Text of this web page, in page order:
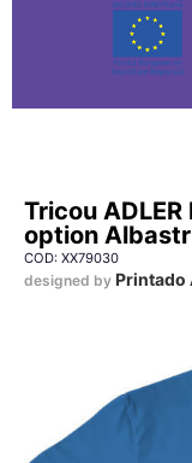
Tricou
option
COD: XX79030
designed by Printado